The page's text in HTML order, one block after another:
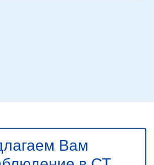
Вам